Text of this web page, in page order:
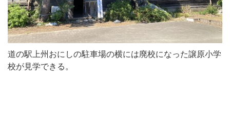
道の駅上州おにしの駐車場の横には廃校になった譲原小学
校が見学できる。